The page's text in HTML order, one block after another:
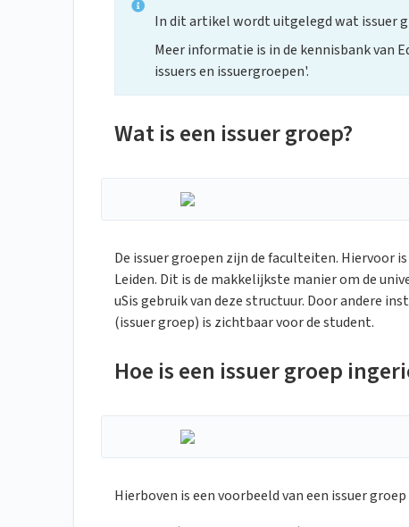
In dit artikel wordt uitgelegd wat issuer
Meer informatie is in de kennisbank van
issuers en issuergroepen'.
Wat is een issuer groep?
De issuer groepen zijn de faculteiten. Hiervoor
Leiden. Dit is de makkelijkste manier om de
uSis gebruik van deze structuur. Door andere
(issuer groep) is zichtbaar voor de student.
Hoe is een issuer groep
Hierboven is een voorbeeld van een issuer